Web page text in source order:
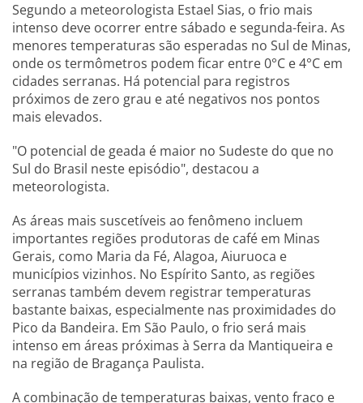
Segundo a meteorologista Estael Sias, o frio mais
intenso deve ocorrer entre sábado e segunda-feira. As
menores temperaturas são esperadas no Sul de Minas,
onde os termômetros podem ficar entre 0°C e 4°C em
cidades serranas. Há potencial para registros
próximos de zero grau e até negativos nos pontos
mais elevados.
"O potencial de geada é maior no Sudeste do que no
Sul do Brasil neste episódio", destacou a
meteorologista.
As áreas mais suscetíveis ao fenômeno incluem
importantes regiões produtoras de café em Minas
Gerais, como Maria da Fé, Alagoa, Aiuruoca e
municípios vizinhos. No Espírito Santo, as regiões
serranas também devem registrar temperaturas
bastante baixas, especialmente nas proximidades do
Pico da Bandeira. Em São Paulo, o frio será mais
intenso em áreas próximas à Serra da Mantiqueira e
na região de Bragança Paulista.
A combinação de temperaturas baixas, vento fraco e